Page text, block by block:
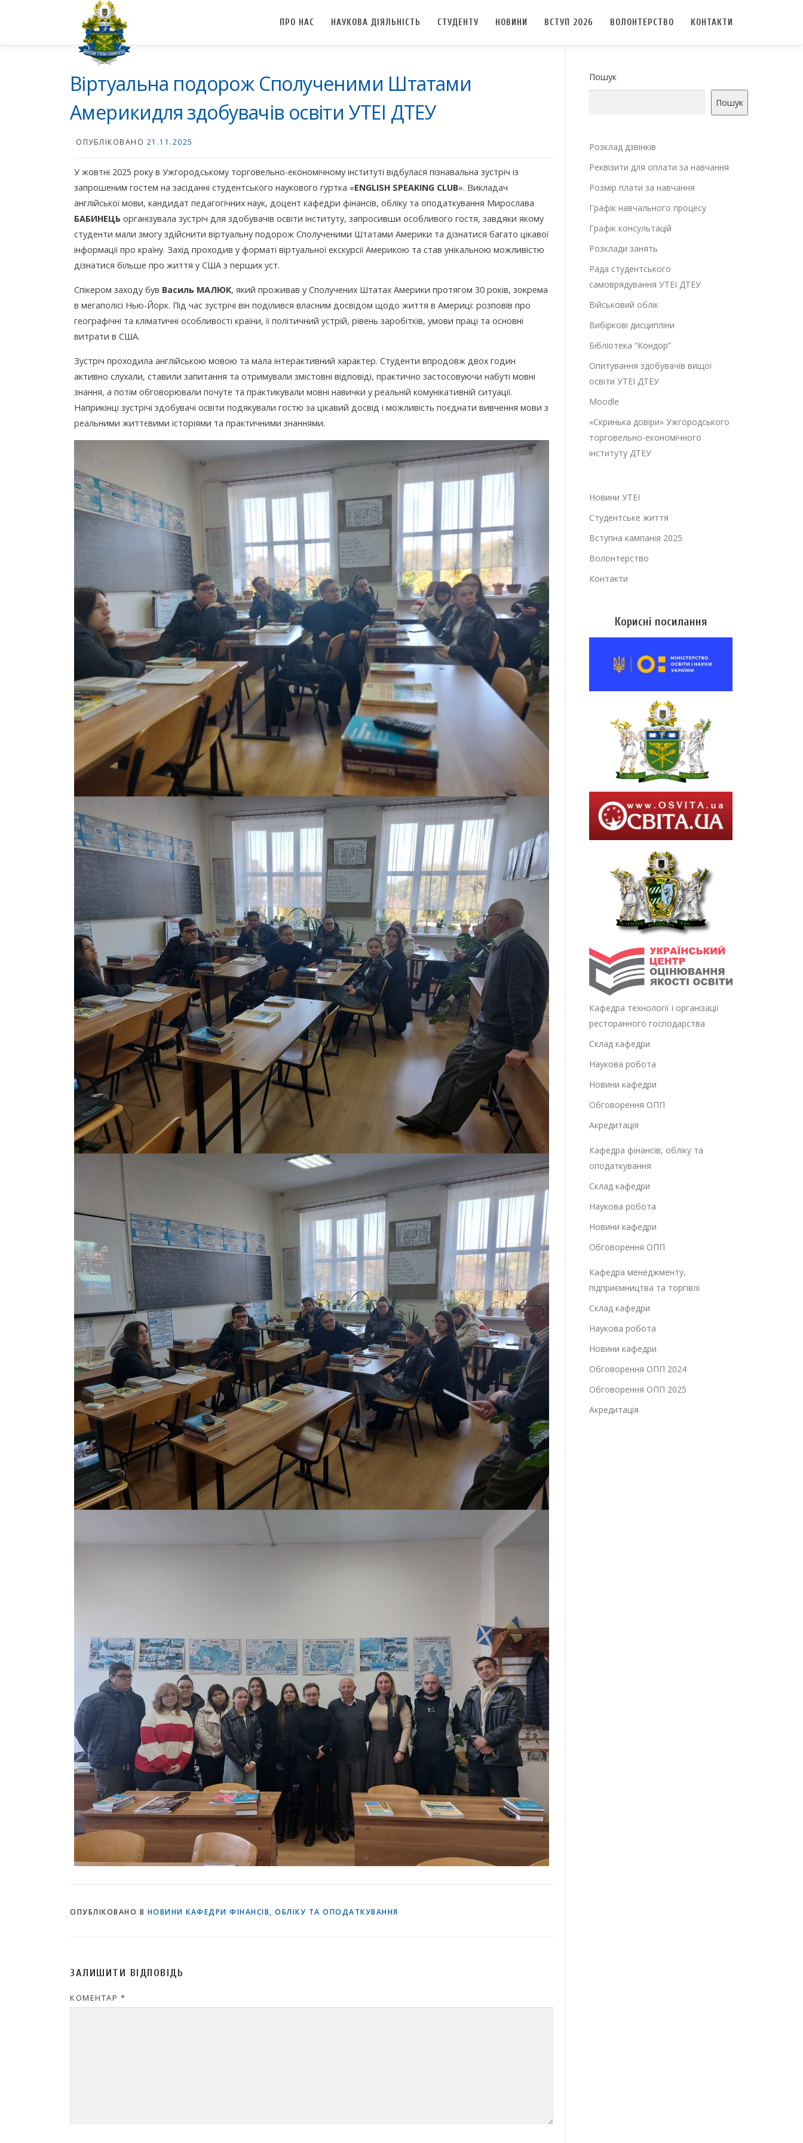
ПРО НАС НАУКОВА ДІЯЛЬНІСТЬ СТУДЕНТУ НОВИНИ ВСТУП 2026 ВОЛОНТЕРСТВО КОНТАКТИ
Віртуальна подорож Сполученими Штатами
Америкидля здобувачів освіти УТЕІ ДТЕУ
ОПУБЛІКОВАНО 21.11.2025
У жовтні 2025 року в Ужгородському торговельно-економічному інституті відбулася пізнавальна зустріч із
запрошеним гостем на засіданні студентського наукового гуртка «ENGLISH SPEAKING CLUB». Викладач
англійської мови, кандидат педагогічних наук, доцент кафедри фінансів, обліку та оподаткування Мирослава
БАБИНЕЦЬ організувала зустріч для здобувачів освіти інституту, запросивши особливого гостя, завдяки якому
студенти мали змогу здійснити віртуальну подорож Сполученими Штатами Америки та дізнатися багато цікавої
інформації про країну. Захід проходив у форматі віртуальної екскурсії Америкою та став унікальною можливістю
дізнатися більше про життя у США з перших уст.
Спікером заходу був Василь МАЛЮК, який проживав у Сполучених Штатах Америки протягом 30 років, зокрема
в мегаполісі Нью-Йорк. Під час зустрічі він поділився власним досвідом щодо життя в Америці: розповів про
географічні та кліматичні особливості країни, її політичний устрій, рівень заробітків, умови праці та основні
витрати в США.
Зустріч проходила англійською мовою та мала інтерактивний характер. Студенти впродовж двох годин
активно слухали, ставили запитання та отримували змістовні відповіді, практично застосовуючи набуті мовні
знання, а потім обговорювали почуте та практикували мовні навички у реальній комунікативній ситуації.
Наприкінці зустрічі здобувачі освіти подякували гостю за цікавий досвід і можливість поєднати вивчення мови з
реальними життєвими історіями та практичними знаннями.
ОПУБЛІКОВАНО В НОВИНИ КАФЕДРИ ФІНАНСІВ, ОБЛІКУ ТА ОПОДАТКУВАННЯ
ЗАЛИШИТИ ВІДПОВІДЬ
КОМЕНТАР *
Пошук
Пошук
Розклад дзвінків
Реквізити для оплати за навчання
Розмір плати за навчання
Графік навчального процесу
Графік консультацій
Розклади занять
Рада студентського
самоврядування УТЕІ ДТЕУ
Військовий облік
Вибіркові дисципліни
Бібліотека “Кондор”
Опитування здобувачів вищої
освіти УТЕІ ДТЕУ
Moodle
«Скринька довіри» Ужгородського
торговельно-економічного
інституту ДТЕУ
Новини УТЕІ
Студентське життя
Вступна кампанія 2025
Волонтерство
Контакти
Корисні посилання
Кафедра технології і організації
ресторанного господарства
Склад кафедри
Наукова робота
Новини кафедри
Обговорення ОПП
Акредитація
Кафедра фінансів, обліку та
оподаткування
Склад кафедри
Наукова робота
Новини кафедри
Обговорення ОПП
Кафедра менеджменту,
підприємництва та торгівлі
Склад кафедри
Наукова робота
Новини кафедри
Обговорення ОПП 2024
Обговорення ОПП 2025
Акредитація